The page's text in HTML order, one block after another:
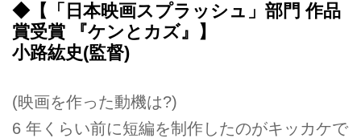
◆【「日本映画スプラッシュ」部門 作品
賞受賞 『ケンとカズ』】
小路紘史(監督)
(映画を作った動機は?)
6 年くらい前に短編を制作したのがキッカケで